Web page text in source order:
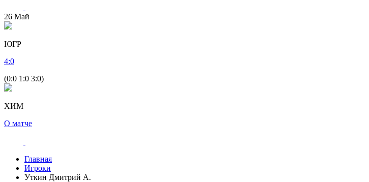
26 Май
ЮГР
4:0
(0:0 1:0 3:0)
ХИМ
О матче
Главная
Игроки
Уткин Дмитрий А.